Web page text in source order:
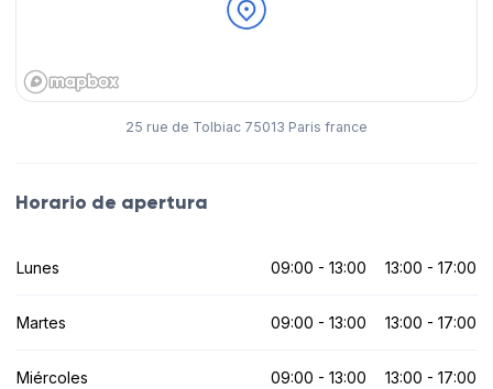
25 rue de Tolbiac 75013 Paris france
Horario de apertura
Lunes 09:00 - 13:00 13:00 - 17:00
Martes 09:00 - 13:00 13:00 - 17:00
Miércoles 09:00 - 13:00 13:00 - 17:00